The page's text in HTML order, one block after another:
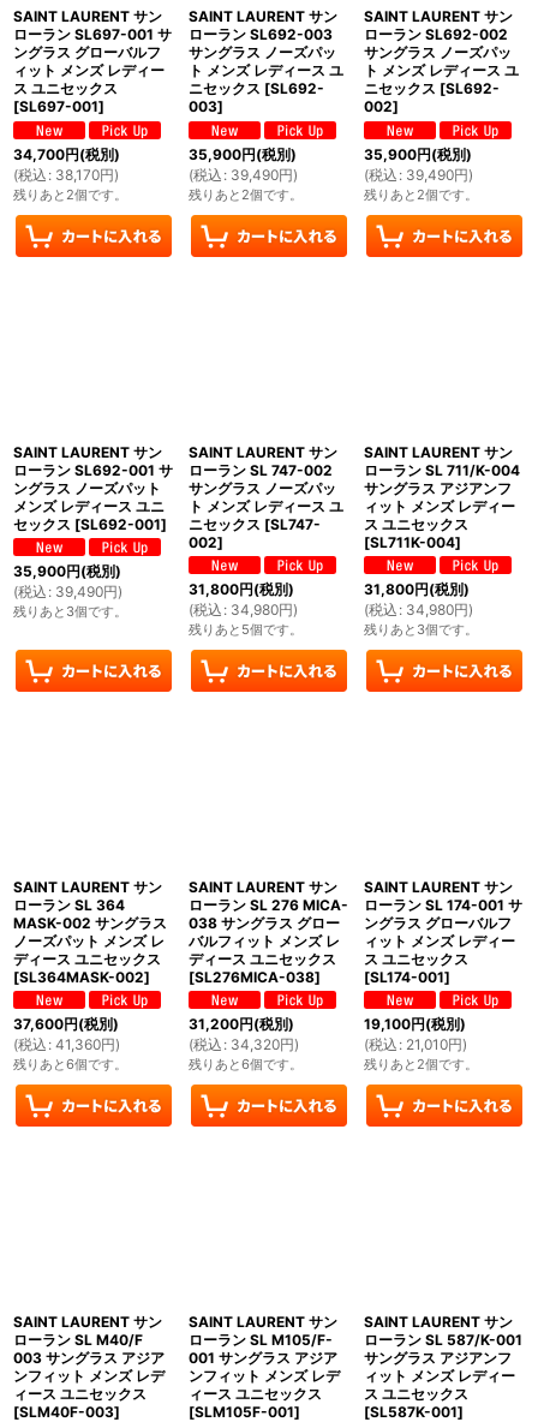
SAINT LAURENT サン
ローラン SL697-001 サ
ングラス グローバルフ
ィット メンズ レディー
ス ユニセックス
[SL697-001]
34,700円(税別)
(税込 : 38,170円)
残りあと2個です。
SAINT LAURENT サン
ローラン SL692-003
サングラス ノーズパッ
ト メンズ レディース ユ
ニセックス [SL692-
003]
35,900円(税別)
(税込 : 39,490円)
残りあと2個です。
SAINT LAURENT サン
ローラン SL692-002
サングラス ノーズパッ
ト メンズ レディース ユ
ニセックス [SL692-
002]
35,900円(税別)
(税込 : 39,490円)
残りあと2個です。
SAINT LAURENT サン
ローラン SL692-001 サ
ングラス ノーズパット
メンズ レディース ユニ
セックス [SL692-001]
35,900円(税別)
(税込 : 39,490円)
残りあと3個です。
SAINT LAURENT サン
ローラン SL 747-002
サングラス ノーズパッ
ト メンズ レディース ユ
ニセックス [SL747-
002]
31,800円(税別)
(税込 : 34,980円)
残りあと5個です。
SAINT LAURENT サン
ローラン SL 711/K-004
サングラス アジアンフ
ィット メンズ レディー
ス ユニセックス
[SL711K-004]
31,800円(税別)
(税込 : 34,980円)
残りあと3個です。
SAINT LAURENT サン
ローラン SL 364
MASK-002 サングラス
ノーズパット メンズ レ
ディース ユニセックス
[SL364MASK-002]
37,600円(税別)
(税込 : 41,360円)
残りあと6個です。
SAINT LAURENT サン
ローラン SL 276 MICA-
038 サングラス グロー
バルフィット メンズ レ
ディース ユニセックス
[SL276MICA-038]
31,200円(税別)
(税込 : 34,320円)
残りあと6個です。
SAINT LAURENT サン
ローラン SL 174-001 サ
ングラス グローバルフ
ィット メンズ レディー
ス ユニセックス
[SL174-001]
19,100円(税別)
(税込 : 21,010円)
残りあと2個です。
SAINT LAURENT サン
ローラン SL M40/F
003 サングラス アジア
ンフィット メンズ レデ
ィース ユニセックス
[SLM40F-003]
SAINT LAURENT サン
ローラン SL M105/F-
001 サングラス アジア
ンフィット メンズ レデ
ィース ユニセックス
[SLM105F-001]
SAINT LAURENT サン
ローラン SL 587/K-001
サングラス アジアンフ
ィット メンズ レディー
ス ユニセックス
[SL587K-001]